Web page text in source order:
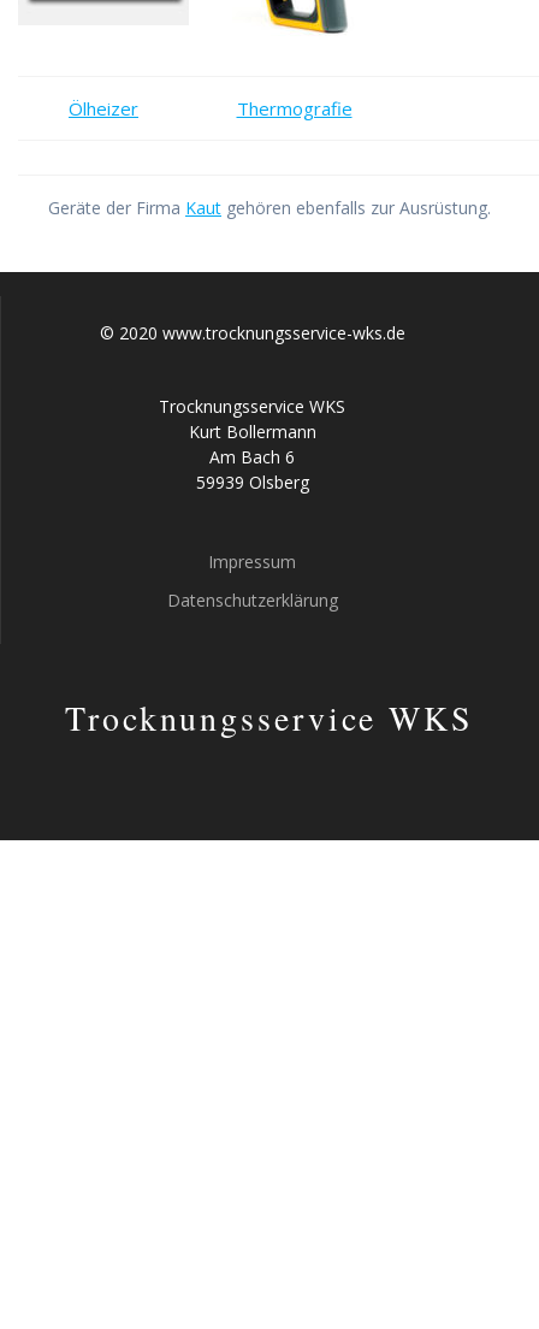
Ölheizer Thermografie
Geräte der Firma Kaut gehören ebenfalls zur Ausrüstung.
© 2020 www.trocknungsservice-wks.de
Trocknungsservice WKS
Kurt Bollermann
Am Bach 6
59939 Olsberg
Impressum
Datenschutzerklärung
Trocknungsservice WKS